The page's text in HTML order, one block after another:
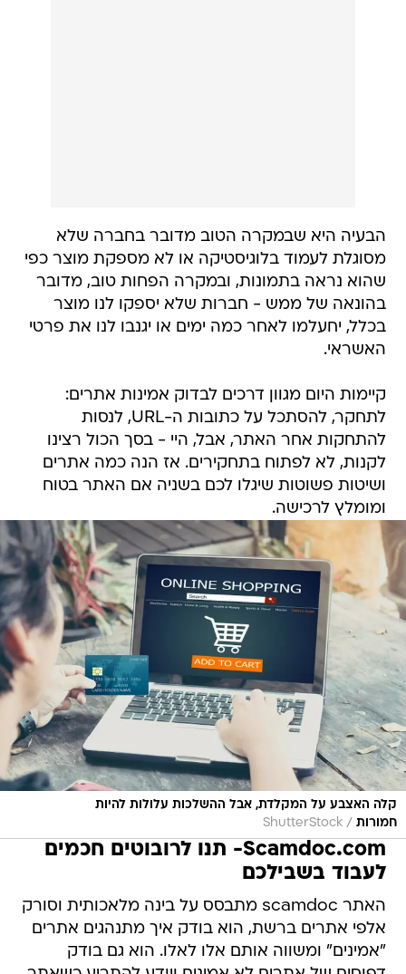
הבעיה היא שבמקרה הטוב מדובר בחברה שלא
מסוגלת לעמוד בלוגיסטיקה או לא מספקת מוצר כפי
שהוא נראה בתמונות, ובמקרה הפחות טוב, מדובר
בהונאה של ממש - חברות שלא יספקו לנו מוצר
בכלל, יחעלמו לאחר כמה ימים או יגנבו לנו את פרטי
האשראי.
קיימות היום מגוון דרכים לבדוק אמינות אתרים:
לתחקר, להסתכל על כתובות ה-URL, לנסות
להתחקות אחר האתר, אבל, היי - בסך הכול רצינו
לקנות, לא לפתוח בתחקירים. אז הנה כמה אתרים
ושיטות פשוטות שיגלו לכם בשניה אם האתר בטוח
ומומלץ לרכישה.
קלה האצבע על המקלדת, אבל ההשלכות עלולות להיות
חמורות /
ShutterStock
Scamdoc.com- תנו לרובוטים חכמים
לעבוד בשבילכם
האתר scamdoc מתבסס על בינה מלאכותית וסורק
אלפי אתרים ברשת, הוא בודק איך מתנהגים אתרים
"אמינים" ומשווה אותם אלו לאלו. הוא גם בודק